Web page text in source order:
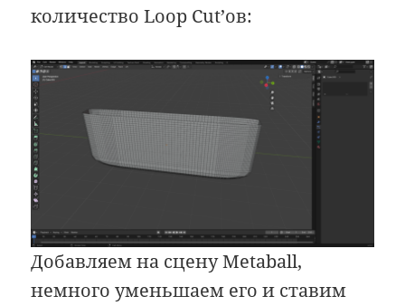
количество Loop Cut’ов:
Добавляем на сцену Metaball,
немного уменьшаем его и ставим